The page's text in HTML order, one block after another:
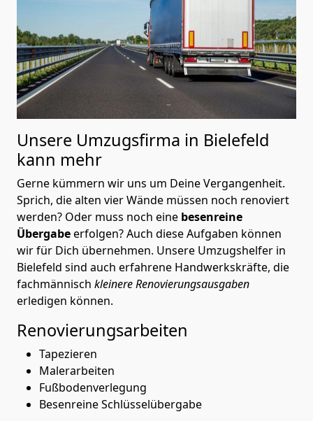
Unsere Umzugsfirma in Bielefeld
kann mehr
Gerne kümmern wir uns um Deine Vergangenheit.
Sprich, die alten vier Wände müssen noch renoviert
werden? Oder muss noch eine besenreine
Übergabeerfolgen? Auch diese Aufgaben können
wir für Dich übernehmen. Unsere Umzugshelfer in
Bielefeld sind auch erfahrene Handwerkskräfte, die
fachmännisch kleinere Renovierungsausgaben
erledigen können.
Renovierungsarbeiten
Tapezieren
Malerarbeiten
Fußbodenverlegung
Besenreine Schlüsselübergabe